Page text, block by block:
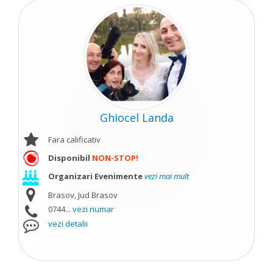
Ghiocel Landa
Fara calificativ
Disponibil NON-STOP!
Organizari Evenimentevezi mai mult
Brasov, Jud Brasov
0744... vezi numar
vezi detalii